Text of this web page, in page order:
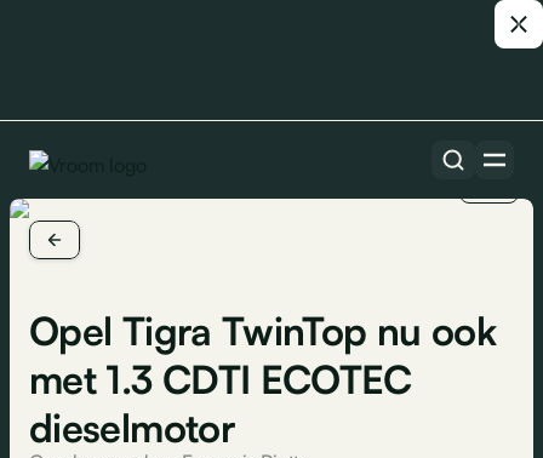
Opel Tigra TwinTop nu ook
met 1.3 CDTI ECOTEC
dieselmotor